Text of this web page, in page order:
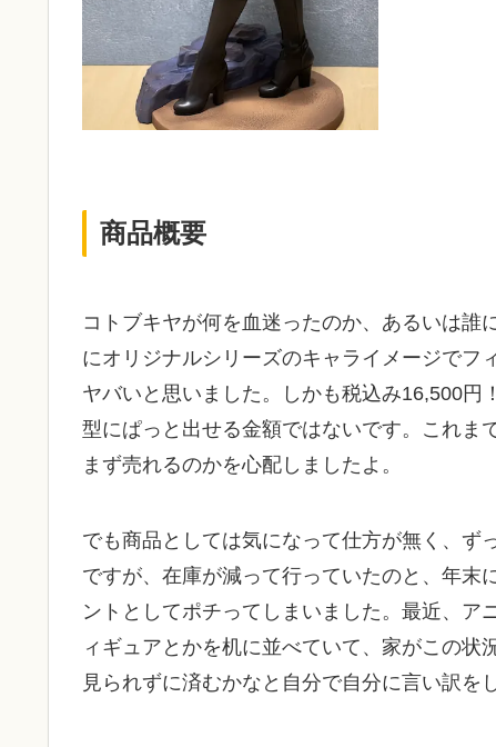
商品概要
コトブキヤが何を血迷ったのか、あるいは誰
にオリジナルシリーズのキャライメージでフ
ヤバいと思いました。しかも税込み16,500
型にぱっと出せる金額ではないです。これま
まず売れるのかを心配しましたよ。
でも商品としては気になって仕方が無く、ず
ですが、在庫が減って行っていたのと、年末
ントとしてポチってしまいました。最近、ア
ィギュアとかを机に並べていて、家がこの
見られずに済むかなと自分で自分に言い訳を